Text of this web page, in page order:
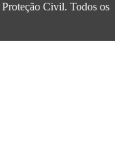
Civil. Todos os